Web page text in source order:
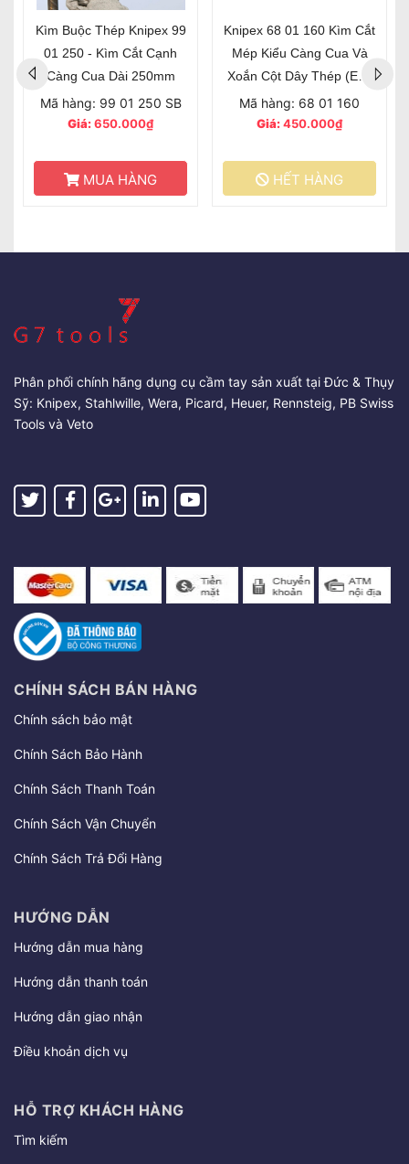
Kìm Buộc Thép Knipex 99
01 250 - Kìm Cắt Cạnh
Càng Cua Dài 250mm
Mã hàng: 99 01 250 SB
Giá:650.000₫
MUA HÀNG
Knipex 68 01 160 Kìm Cắt
Mép Kiểu Càng Cua Và
Xoắn Cột Dây Thép (End
Cutting Nipper)
Mã hàng: 68 01 160
Giá:450.000₫
HẾT HÀNG
Phân phối chính hãng dụng cụ cầm tay sản xuất tại Đức & Thụy
Sỹ: Knipex, Stahlwille, Wera, Picard, Heuer, Rennsteig, PB Swiss
Tools và Veto
CHÍNH SÁCH BÁN HÀNG
Chính sách bảo mật
Chính Sách Bảo Hành
Chính Sách Thanh Toán
Chính Sách Vận Chuyển
Chính Sách Trả Đổi Hàng
HƯỚNG DẪN
Hướng dẫn mua hàng
Hướng dẫn thanh toán
Hướng dẫn giao nhận
Điều khoản dịch vụ
HỖ TRỢ KHÁCH HÀNG
Tìm kiếm